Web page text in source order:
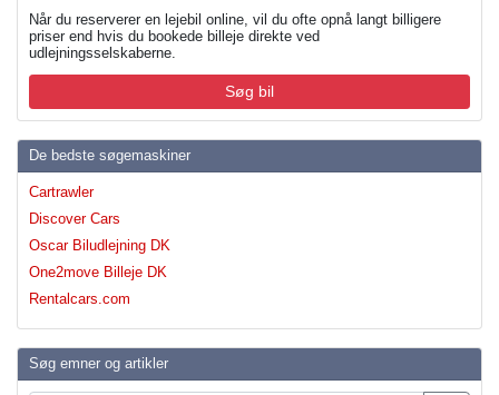
Når du reserverer en lejebil online, vil du ofte opnå langt billigere
priser end hvis du bookede billeje direkte ved
udlejningsselskaberne.
Søg bil
De bedste søgemaskiner
Cartrawler
Discover Cars
Oscar Biludlejning DK
One2move Billeje DK
Rentalcars.com
Søg emner og artikler